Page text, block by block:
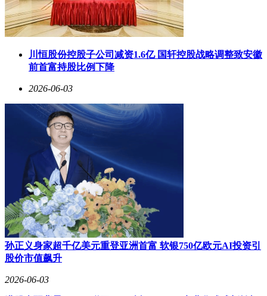
川恒股份控股子公司减资1.6亿 国轩控股战略调整致安徽
前首富持股比例下降
2026-06-03
孙正义身家超千亿美元重登亚洲首富 软银750亿欧元AI投资引
股价市值飙升
2026-06-03